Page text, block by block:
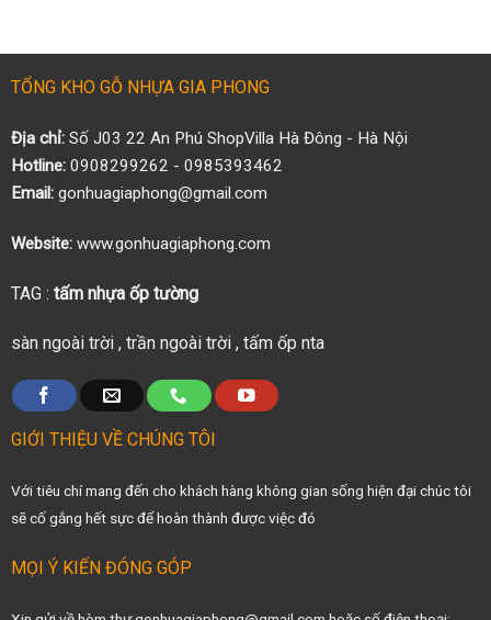
TỔNG KHO GỖ NHỰA GIA PHONG
Địa chỉ:Số J03 22 An Phú ShopVilla Hà Đông - Hà Nội
Hotline:0908299262 - 0985393462
Email:gonhuagiaphong@gmail.com
Website:www.gonhuagiaphong.com
TAG : tấm nhựa ốp tường
sàn ngoài trời, trần ngoài trời, tấm ốp nta
GIỚI THIỆU VỀ CHÚNG TÔI
Với tiêu chí mang đến cho khách hàng không gian sống hiện đại chúc tôi
sẽ cố gắng hết sực để hoàn thành được việc đó
MỌI Ý KIẾN ĐÓNG GÓP